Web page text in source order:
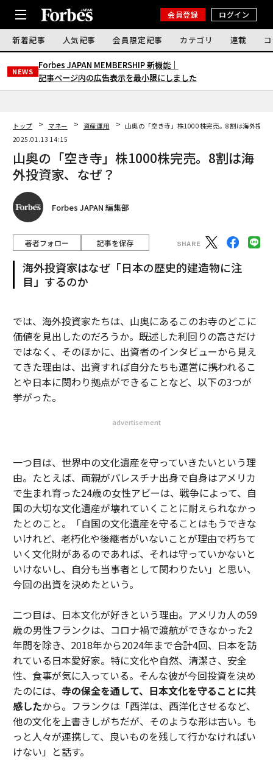
会員登録 ログイン
新着記事 人気記事 会員限定記事 カテゴリ 連載
NEWS
Forbes JAPAN MEMBERSHIP 新機能｜
記事ページ内の広告表示を最小限にしました
トップ マネー 資産運用
山奥の「空き寺」株1000株完売。8割は海外投資
2025.01.13 14:15
山奥の「空き寺」株1000株完売。8割は海
外投資家、なぜ？
Forbes JAPAN 編集部
著者フォロー 記事を保存
海外投資家はなぜ「日本の歴史的建造物に注
目」するのか
では、海外投資家たちは、山奥にあるこのお寺のどこに
価値を見出したのだろうか。既述した利回りの高さだけ
ではなく、そのほかに、出資者のインタビューから見え
てきた理由は、出資すれば自分たちも運営に携われるこ
とや日本に関わり拠点ができることなど、以下の3つが
挙がった。
advertisement
一つ目は、世界中の文化遺産を守っていきたいという理
由。たとえば、両親がパレスチナ出身で自身はアメリカ
で生まれ育った24歳の女性アビーは、戦争によって、自
国の大切な文化遺産が壊れていくことに耐えられなかっ
たとのこと。「自国の文化遺産を守ることはもうできな
いけれど、老朽化や後継者がいないことが理由で朽ちて
いく文化財があるのであれば、それは守っていかないと
いけないし、自分も当事者として関わりたい」と思い、
今回の出資を決めたという。
二つ目は、日本文化が好きという理由。アメリカ人の59
歳の男性フランクは、コロナ禍で渡航ができなかった2
年間を除き、2018年から2024年まで合計4回、日本を訪
れている日本愛好家。特に文化や自然、清潔さ、安全
性、食事が気に入っている。そんな彼が今回投資を決め
たのには、 寺の保全を通して、日本文化を守ることに共
感したから。フランクは「西洋は、西洋化させるなど、
他の文化を上書きしがちだが、そのような形は古い。も
っと人々が連携して、良いものを残して行かなければい
けない」と話す。